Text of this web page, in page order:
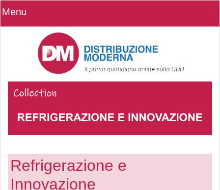
Menu
Refrigerazione e
Innovazione